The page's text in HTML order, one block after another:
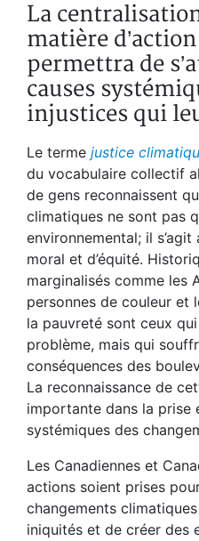
La
matière
permettra de
causes
injustices qui
Le terme justice
du vocabulaire collectif
de gens reconnaissent
climatiques ne sont pas
environnemental; il s’agit
moral et d’équité.
marginalisés comme les
personnes de couleur et
la pauvreté sont ceux
problème, mais qui
conséquences des
La reconnaissance de
importante dans la prise
systémiques des
Les Canadiennes et
actions soient prises
changements
iniquités et de créer des